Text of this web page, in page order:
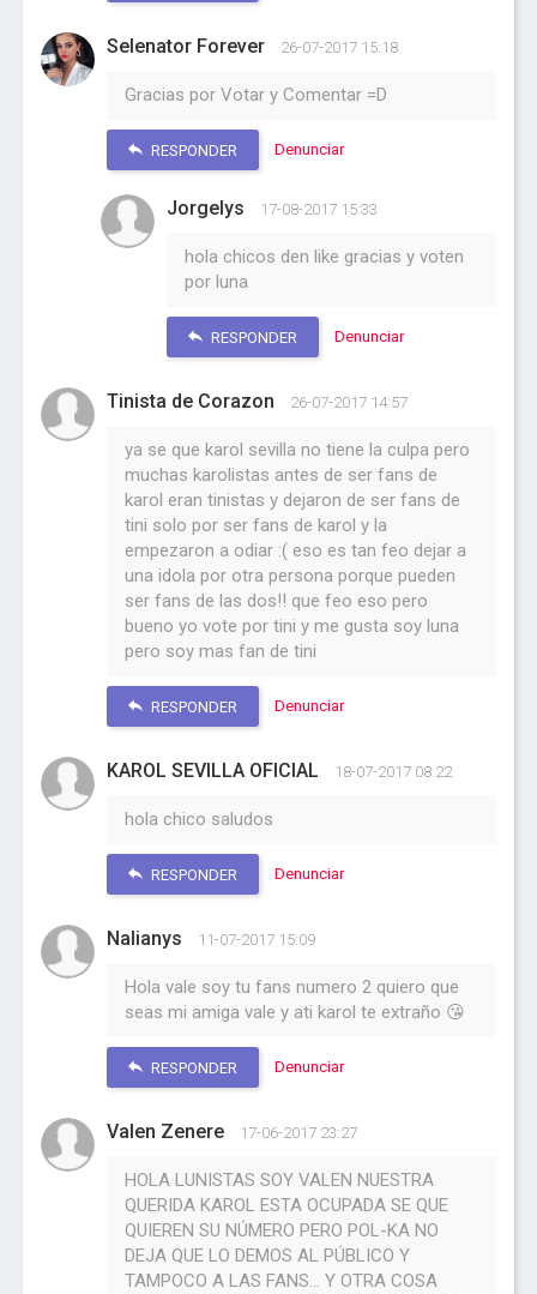
Selenator Forever 26-07-2017 15:18
Gracias por Votar y Comentar =D
RESPONDER Denunciar
Jorgelys 17-08-2017 15:33
hola chicos den like gracias y voten
por luna
RESPONDER Denunciar
Tinista de Corazon 26-07-2017 14:57
ya se que karol sevilla no tiene la culpa pero
muchas karolistas antes de ser fans de
karol eran tinistas y dejaron de ser fans de
tini solo por ser fans de karol y la
empezaron a odiar :( eso es tan feo dejar a
una idola por otra persona porque pueden
ser fans de las dos!! que feo eso pero
bueno yo vote por tini y me gusta soy luna
pero soy mas fan de tini
RESPONDER Denunciar
KAROL SEVILLA OFICIAL 18-07-2017 08:22
hola chico saludos
RESPONDER Denunciar
Nalianys 11-07-2017 15:09
Hola vale soy tu fans numero 2 quiero que
seas mi amiga vale y ati karol te extraño 😘
RESPONDER Denunciar
Valen Zenere 17-06-2017 23:27
HOLA LUNISTAS SOY VALEN NUESTRA
QUERIDA KAROL ESTA OCUPADA SE QUE
QUIEREN SU NÚMERO PERO POL-KA NO
DEJA QUE LO DEMOS AL PÚBLICO Y
TAMPOCO A LAS FANS... Y OTRA COSA